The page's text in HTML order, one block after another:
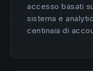
accesso basati
sistema e
centinaia di